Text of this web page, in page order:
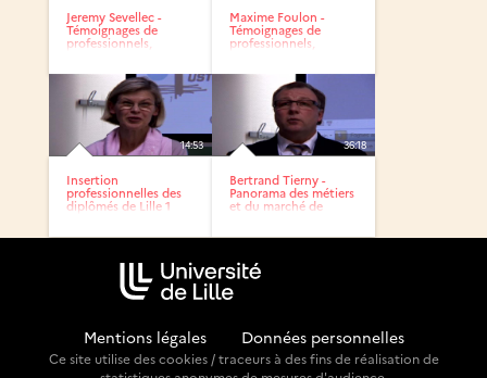
Jeremy Sevellec -
Témoignages de
professionnels,
Maxime Foulon -
Témoignages de
professionnels,
14:53
Insertion
professionnelles des
diplômés de Lille 1
36:18
Bertrand Tierny -
Panorama des métiers
et du marché de
Mentions légales Données personnelles
Ce site utilise des cookies / traceurs à des fins de réalisation de